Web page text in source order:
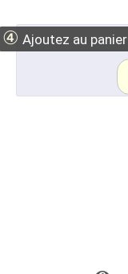
④ Ajoutez au panier